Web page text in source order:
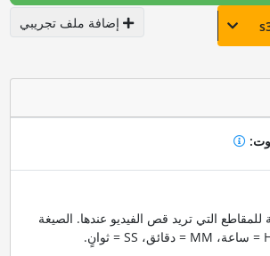
s إضافة ملف تجريبي
للمقاطع التي تريد قص الفيديو عندها. الصيغة